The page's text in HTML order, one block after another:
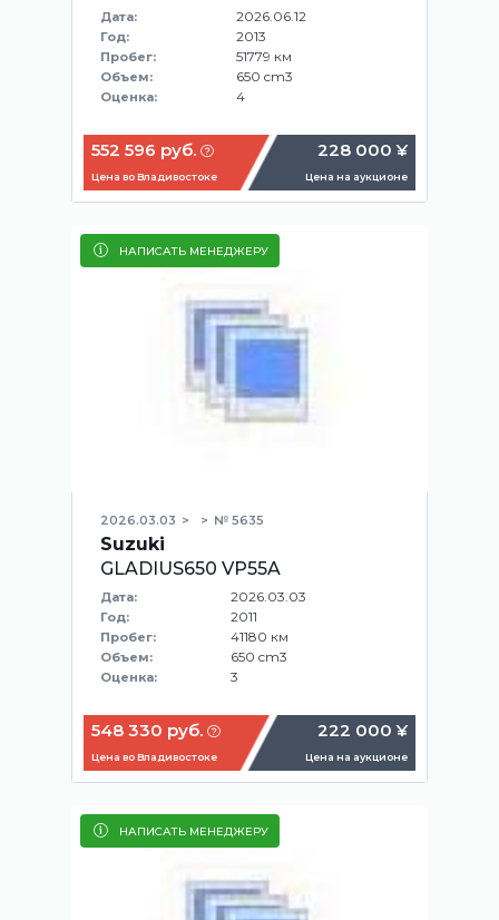
Дата: 2026.06.12
Год: 2013
Пробег: 51779 км
Объем: 650 cm3
Оценка: 4
552 596 руб.
Цена во Владивостоке
228 000 ¥
Цена на аукционе
НАПИСАТЬ МЕНЕДЖЕРУ
2026.03.03 № 5635
Suzuki
GLADIUS650 VP55A
Дата: 2026.03.03
Год: 2011
Пробег: 41180 км
Объем: 650 cm3
Оценка: 3
548 330 руб.
Цена во Владивостоке
222 000 ¥
Цена на аукционе
НАПИСАТЬ МЕНЕДЖЕРУ